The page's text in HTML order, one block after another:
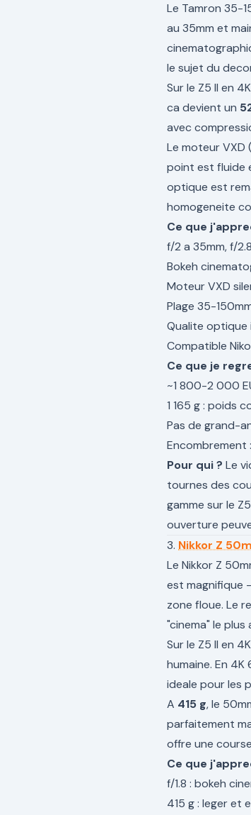
Le Tamron 35-
au 35mm et
le sujet du
Sur le Z5 II en
ca devient un
avec
Le moteur VXD
point est fluide
optique est
homogeneite
Ce que
f/2 a 35mm, f/
Bokeh
Moteur VXD
Plage 35-
Qualite
Compatible
Ce que je
~1 800-2 000
1 165 g : poids
Pas de grand-
Encombrement
Pour qui ? Le
tournes des
gamme sur le
ouverture
3. Nikkor Z
Le Nikkor Z
est magnifique
zone floue. Le
"cinema" le plus
Sur le Z5 II en
humaine. En
ideale pour les
A 415 g, le
parfaitement
offre une
Ce que
f/1.8 : bokeh
415 g : leger et